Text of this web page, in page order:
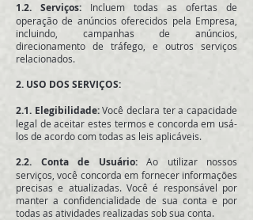
1.2. Serviços: Incluem todas as ofertas de
operação de anúncios oferecidos pela Empresa,
incluindo, campanhas de anúncios,
direcionamento de tráfego, e outros serviços
relacionados.
2. USO DOS SERVIÇOS:
2.1. Elegibilidade:Você declara ter a capacidade
legal de aceitar estes termos e concorda em usá-
los de acordo com todas as leis aplicáveis.
2.2. Conta de Usuário:Ao utilizar nossos
serviços, você concorda em fornecer informações
precisas e atualizadas. Você é responsável por
manter a confidencialidade de sua conta e por
todas as atividades realizadas sob sua conta.